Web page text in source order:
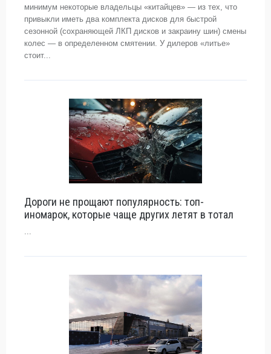
минимум некоторые владельцы «китайцев» — из тех, что
привыкли иметь два комплекта дисков для быстрой
сезонной (сохраняющей ЛКП дисков и закраину шин) смены
колес — в определенном смятении. У дилеров «литье»
стоит...
Дороги не прощают популярность: топ-
иномарок, которые чаще других летят в тотал
...